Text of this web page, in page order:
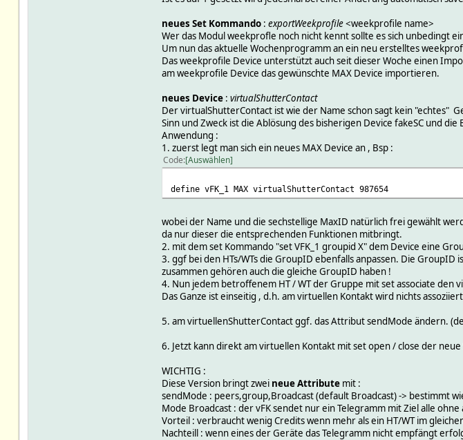
neues Set Kommando: exportWeekprofile<weekprofile name>
Wer das Modul weekprofle noch nicht kennt sollte es sich unbedingt
Um nun das aktuelle Wochenprogramm an ein neu erstelltes
Das weekprofile Device unterstützt auch seit dieser Woche einen
am weekprofile Device das gewünschte MAX Device importieren.
neues Device: virtualShutterContact
Der virtualShutterContact ist wie der Name schon sagt kein "echtes"
Sinn und Zweck ist die Ablösung des bisherigen Device fakeSC und
Anwendung :
1. zuerst legt man sich ein neues MAX Device an , Bsp :
Code Auswählen
define vFK_1 MAX virtualShutterContact 987654
wobei der Name und die sechstellige MaxID natürlich frei gewählt
da nur dieser die entsprechenden Funktionen mitbringt.
2. mit dem set Kommando "set VFK_1 groupid X" dem Device eine
3. ggf bei den HTs/WTs die GroupID ebenfalls anpassen. Die
zusammen gehören auch die gleiche GroupID haben !
4. Nun jedem betroffenem HT / WT der Gruppe mit set associate
Das Ganze ist einseitig , d.h. am virtuellen Kontakt wird nichts
5. am virtuellenShutterContact ggf. das Attribut sendMode ändern.
6. Jetzt kann direkt am virtuellen Kontakt mit set open / close der
WICHTIG :
Diese Version bringt zwei neue Attributemit :
sendMode : peers,group,Broadcast (default Broadcast) -> bestimmt
Mode Broadcast : der vFK sendet nur ein Telegramm mit Ziel alle
Vorteil : verbraucht wenig Credits wenn mehr als ein HT/WT im
Nachteill : wenn eines der Geräte das Telegramm nicht empfängt